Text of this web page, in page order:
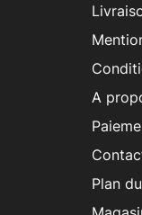
A
Plan